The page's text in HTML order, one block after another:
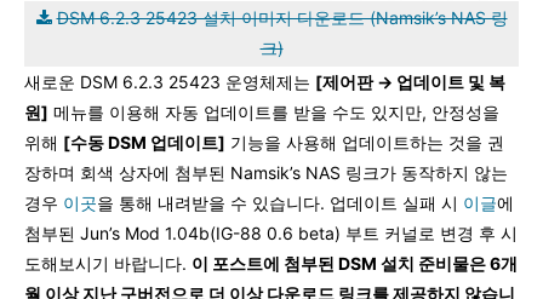
DSM 6.2.3 25423 설치 이미지 다운로드 (Namsik’s NAS 링
크)
새로운 DSM 6.2.3 25423 운영체제는 [제어판 → 업데이트 및 복
원] 메뉴를 이용해 자동 업데이트를 받을 수도 있지만, 안정성을
위해 [수동 DSM 업데이트] 기능을 사용해 업데이트하는 것을 권
장하며 회색 상자에 첨부된 Namsik’s NAS 링크가 동작하지 않는
경우 이곳을 통해 내려받을 수 있습니다. 업데이트 실패 시 이글에
첨부된 Jun’s Mod 1.04b(IG-88 0.6 beta) 부트 커널로 변경 후 시
도해보시기 바랍니다. 이 포스트에 첨부된 DSM 설치 준비물은 6개
월 이상 지난 구버전으로 더 이상 다운로드 링크를 제공하지 않습니